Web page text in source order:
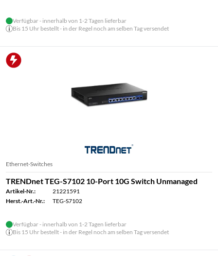
Verfügbar - innerhalb von 1-2 Tagen lieferbar
Bis 15 Uhr bestellt - in der Regel noch am selben Tag versendet
Ethernet-Switches
TRENDnet TEG-S7102 10-Port 10G Switch Unmanaged
Artikel-Nr.:
21221591
Herst.-Art.-Nr.:
TEG-S7102
Verfügbar - innerhalb von 1-2 Tagen lieferbar
Bis 15 Uhr bestellt - in der Regel noch am selben Tag versendet